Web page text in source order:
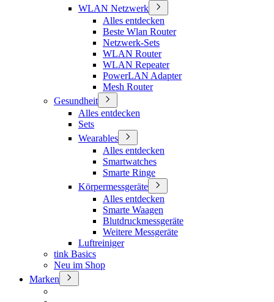
WLAN Netzwerk
Alles entdecken
Beste Wlan Router
Netzwerk-Sets
WLAN Router
WLAN Repeater
PowerLAN Adapter
Mesh Router
Gesundheit
Alles entdecken
Sets
Wearables
Alles entdecken
Smartwatches
Smarte Ringe
Körpermessgeräte
Alles entdecken
Smarte Waagen
Blutdruckmessgeräte
Weitere Messgeräte
Luftreiniger
tink Basics
Neu im Shop
Marken